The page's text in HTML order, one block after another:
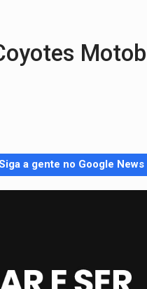
a gente no Google News